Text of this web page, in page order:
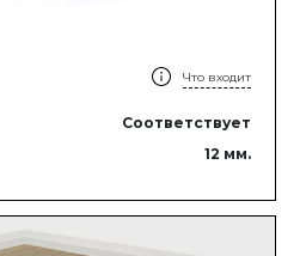
Что входит
Соответствует
12 мм.